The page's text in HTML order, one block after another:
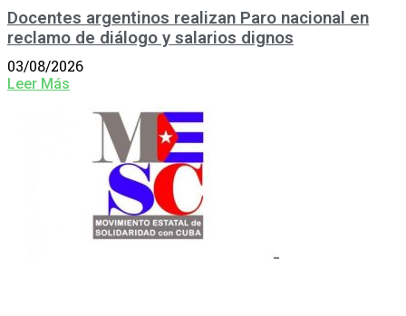
Docentes argentinos realizan Paro nacional en
reclamo de diálogo y salarios dignos
03/08/2026
Leer Más